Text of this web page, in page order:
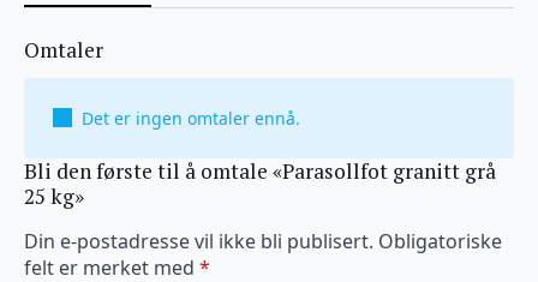
Omtaler
Det er ingen omtaler ennå.
Bli den første til å omtale «Parasollfot granitt grå
25 kg»
Din e-postadresse vil ikke bli publisert. Obligatoriske
felt er merket med *